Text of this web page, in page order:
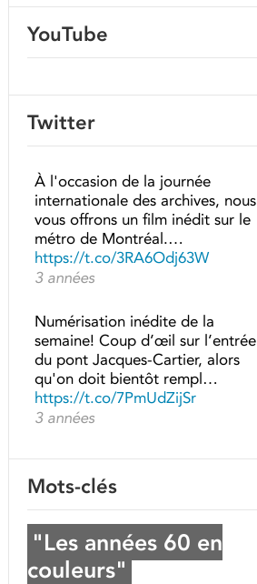
YouTube
Twitter
À l'occasion de la journée
internationale des archives, nous
vous offrons un film inédit sur le
métro de Montréal.…
https://t.co/3RA6Odj63W
3 années
Numérisation inédite de la
semaine! Coup d’œil sur l’entrée
du pont Jacques-Cartier, alors
qu'on doit bientôt rempl…
https://t.co/7PmUdZijSr
3 années
Mots-clés
"Les années 60 en
couleurs"